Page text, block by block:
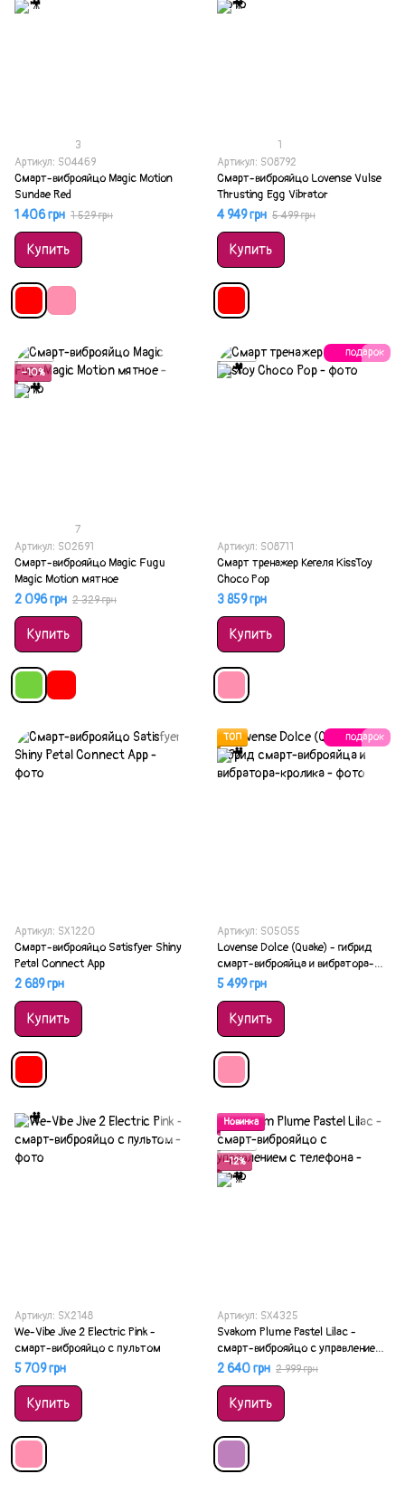
3
Артикул: SO4469
Смарт-виброяйцо Magic Motion
Sundae Red
1 406 грн 1 529 грн
Купить
1
Артикул: SO8792
Смарт-виброяйцо Lovense Vulse
Thrusting Egg Vibrator
4 949 грн 5 499 грн
Купить
Акция
−10%
7
Артикул: SO2691
Смарт-виброяйцо Magic Fugu
Magic Motion мятное
2 096 грн 2 329 грн
Купить
подарок
Акция
Артикул: SO8711
Смарт тренажер Кегеля KissToy
Choco Pop
3 859 грн
Купить
Артикул: SX1220
Смарт-виброяйцо Satisfyer Shiny
Petal Connect App
2 689 грн
Купить
подарок
ТОП
Артикул: SO5055
Lovense Dolce (Quake) - гибрид
смарт-виброяйца и вибратора-
кролика
5 499 грн
Купить
Артикул: SX2148
We-Vibe Jive 2 Electric Pink -
смарт-виброяйцо с пультом
5 709 грн
Купить
Новинка
Акция
−12%
Артикул: SX4325
Svakom Plume Pastel Lilac -
смарт-виброяйцо с управлением
с телефона
2 640 грн 2 999 грн
Купить